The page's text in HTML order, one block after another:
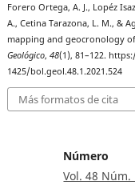
Forero Ortega, A. J., Lopéz
A., Cetina Tarazona, L. M., &
mapping and geocronology
Geológico,48(1), 81–122.
1425/bol.geol.48.1.2021.524
Más formatos de cita
Número
Vol. 48 Núm.